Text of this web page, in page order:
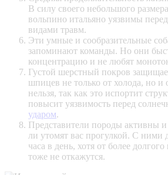
В силу своего небольшого
вольпино итальяно уязвимы
видами травм.
Эти умные и сообразительные
запоминают команды. Но они
концентрацию и не любят
Густой шерстный покров
шпицев не только от холода, но и
нельзя, так как это испортит
повысит уязвимость перед
ударом.
Представители породы активны
ли утомят вас прогулкой. С ними
часа в день, хотя от более
тоже не откажутся.